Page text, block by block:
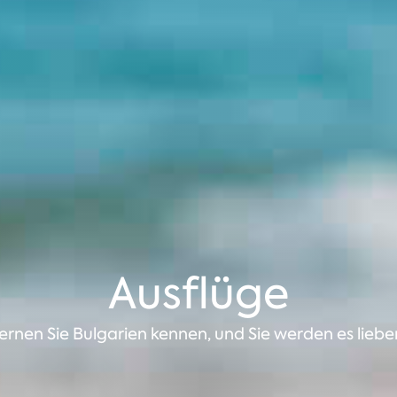
Ausflüge
Sie Bulgarien kennen, und Sie werden es